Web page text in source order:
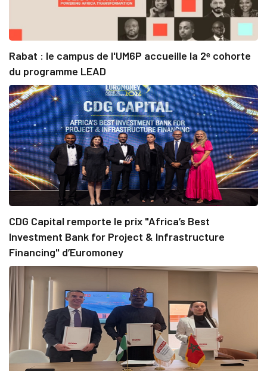
Rabat : le campus de l'UM6P accueille la 2ᵉ cohorte
du programme LEAD
CDG Capital remporte le prix "Africa’s Best
Investment Bank for Project & Infrastructure
Financing" d’Euromoney